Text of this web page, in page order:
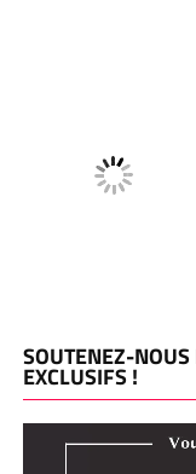
SOUTENEZ-NOUS
EXCLUSIFS !